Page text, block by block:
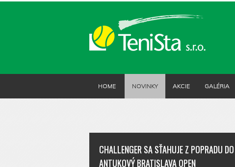
HOME NOVINKY AKCIE GALÉRIA
CHALLENGER SA SŤAHUJE Z POPRADU
ANTUKOVÝ BRATISLAVA OPEN